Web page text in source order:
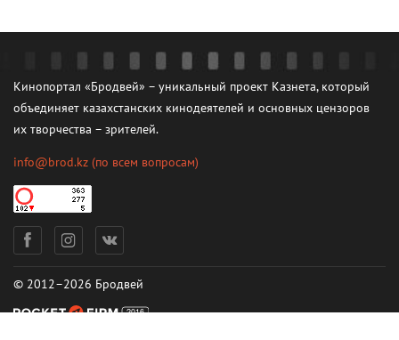
Кинопортал «Бродвей» – уникальный проект Казнета, который
объединяет казахстанских кинодеятелей и основных цензоров
их творчества – зрителей.
info@brod.kz (по всем вопросам)
© 2012–2026 Бродвей